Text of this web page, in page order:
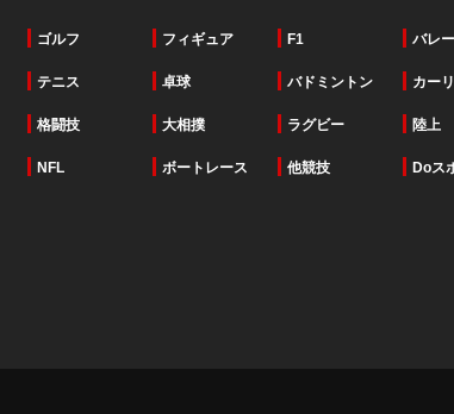
ゴルフ フィギュア F1 バレー
テニス 卓球 バドミントン カー
格闘技 大相撲 ラグビー 陸上
NFL ボートレース 他競技 Doス